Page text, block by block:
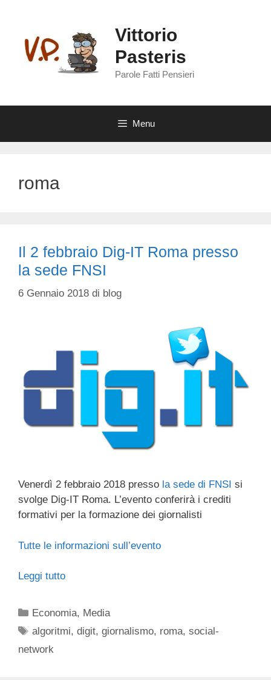
contenuto
Vittorio
Pasteris
Parole Fatti Pensieri
Menu
roma
Il 2 febbraio Dig-IT Roma presso
la sede FNSI
6 Gennaio 2018 di blog
Venerdì 2 febbraio 2018 presso la sede di FNSI si
svolge Dig-IT Roma. L’evento conferirà i crediti
formativi per la formazione dei giornalisti
Tutte le informazioni sull’evento
Leggi tutto
Categorie
Economia, Media
Tag
algoritmi,digit,giornalismo, roma,social-
network